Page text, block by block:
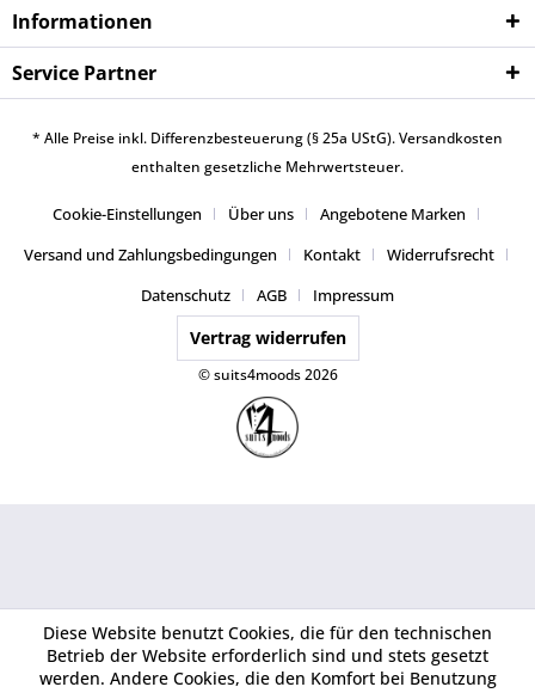
Informationen
Service Partner
* Alle Preise inkl. Differenzbesteuerung (§ 25a UStG).Versandkosten
enthalten gesetzliche Mehrwertsteuer.
Cookie-Einstellungen Über uns
Angebotene Marken
Versand und Zahlungsbedingungen
Kontakt
Widerrufsrecht
Datenschutz
AGB Impressum
Vertrag widerrufen
© suits4moods 2026
Diese Website benutzt Cookies, die für den technischen
Betrieb der Website erforderlich sind und stets gesetzt
werden. Andere Cookies, die den Komfort bei Benutzung